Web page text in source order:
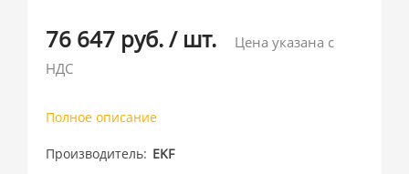
76 647 руб./ шт.
Цена указана с
НДС
Полное описание
Производитель EKF